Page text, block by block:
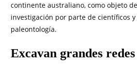
continente australiano, como objeto
investigación por parte de científicos
paleontología.
Excavan grandes